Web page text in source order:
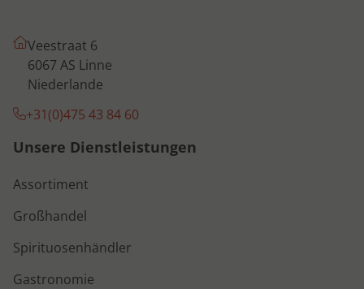
Veestraat 6
6067 AS Linne
Niederlande
+31(0)475 43 84 60
Unsere Dienstleistungen
Assortiment
Großhandel
Spirituosenhändler
Gastronomie